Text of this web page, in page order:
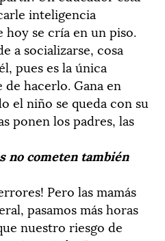
inteligencia
se cría en un piso.
a socializarse, cosa
pues es la única
hacerlo. Gana en
el niño se queda con su
ponen los padres, las
no cometen también
Pero las mamás
pasamos más horas
nuestro riesgo de